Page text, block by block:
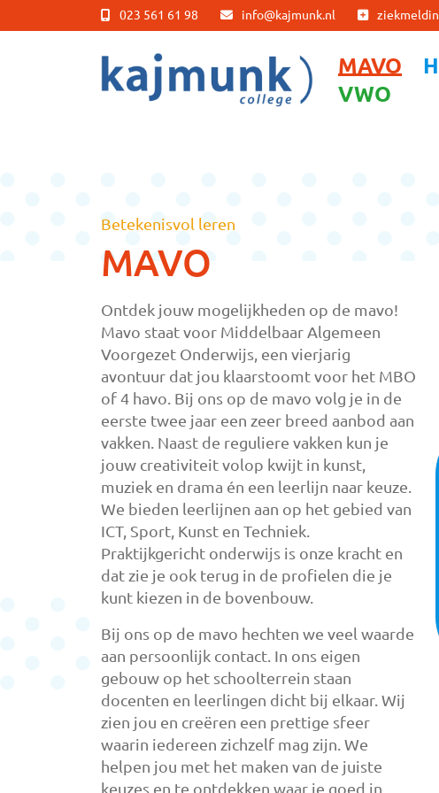
023 561 61 98 info@kajmunk.nl
MAVO
VWO
Betekenisvol leren
MAVO
Ontdek jouw mogelijkheden op de mavo!
Mavo staat voor Middelbaar Algemeen
Voorgezet Onderwijs, een vierjarig
avontuur dat jou klaarstoomt voor het MBO
of 4 havo. Bij ons op de mavo volg je in de
eerste twee jaar een zeer breed aanbod aan
vakken. Naast de reguliere vakken kun je
jouw creativiteit volop kwijt in kunst,
muziek en drama én een leerlijn naar keuze.
We bieden leerlijnen aan op het gebied van
ICT, Sport, Kunst en Techniek.
Praktijkgericht onderwijs is onze kracht en
dat zie je ook terug in de profielen die je
kunt kiezen in de bovenbouw.
Bij ons op de mavo hechten we veel waarde
aan persoonlijk contact. In ons eigen
gebouw op het schoolterrein staan
docenten en leerlingen dicht bij elkaar. Wij
zien jou en creëren een prettige sfeer
waarin iedereen zichzelf mag zijn. We
helpen jou met het maken van de juiste
keuzes en te ontdekken waar je goed in